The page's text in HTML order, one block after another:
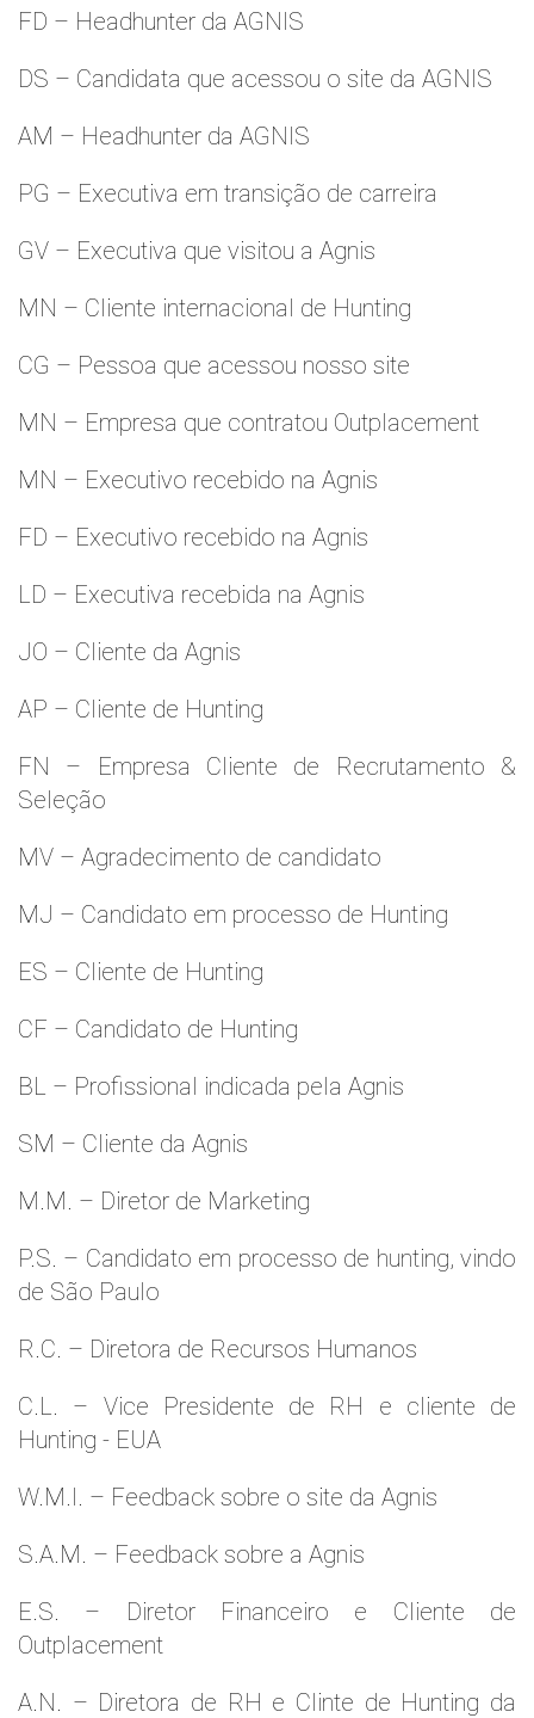
FD – Headhunter da AGNIS
DS – Candidata que acessou o site da AGNIS
AM – Headhunter da AGNIS
PG – Executiva em transição de carreira
GV – Executiva que visitou a Agnis
MN – Cliente internacional de Hunting
CG – Pessoa que acessou nosso site
MN – Empresa que contratou Outplacement
MN – Executivo recebido na Agnis
FD – Executivo recebido na Agnis
LD – Executiva recebida na Agnis
JO – Cliente da Agnis
AP – Cliente de Hunting
FN – Empresa Cliente de Recrutamento &
Seleção
MV – Agradecimento de candidato
MJ – Candidato em processo de Hunting
ES – Cliente de Hunting
CF – Candidato de Hunting
BL – Profissional indicada pela Agnis
SM – Cliente da Agnis
M.M. – Diretor de Marketing
P.S. – Candidato em processo de hunting, vindo
de São Paulo
R.C. – Diretora de Recursos Humanos
C.L. – Vice Presidente de RH e cliente de
Hunting - EUA
W.M.l. – Feedback sobre o site da Agnis
S.A.M. – Feedback sobre a Agnis
E.S. – Diretor Financeiro e Cliente de
Outplacement
A.N. – Diretora de RH e Clinte de Hunting da